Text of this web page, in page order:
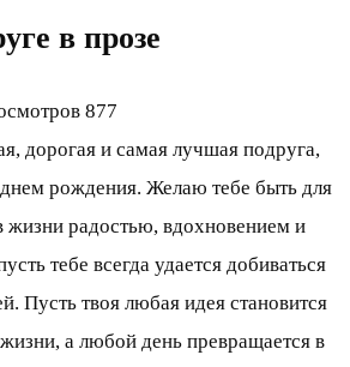
в прозе
877
дорогая и самая лучшая подруга,
рождения. Желаю тебе быть для
жизни радостью, вдохновением и
тебе всегда удается добиваться
Пусть твоя любая идея становится
а любой день превращается в